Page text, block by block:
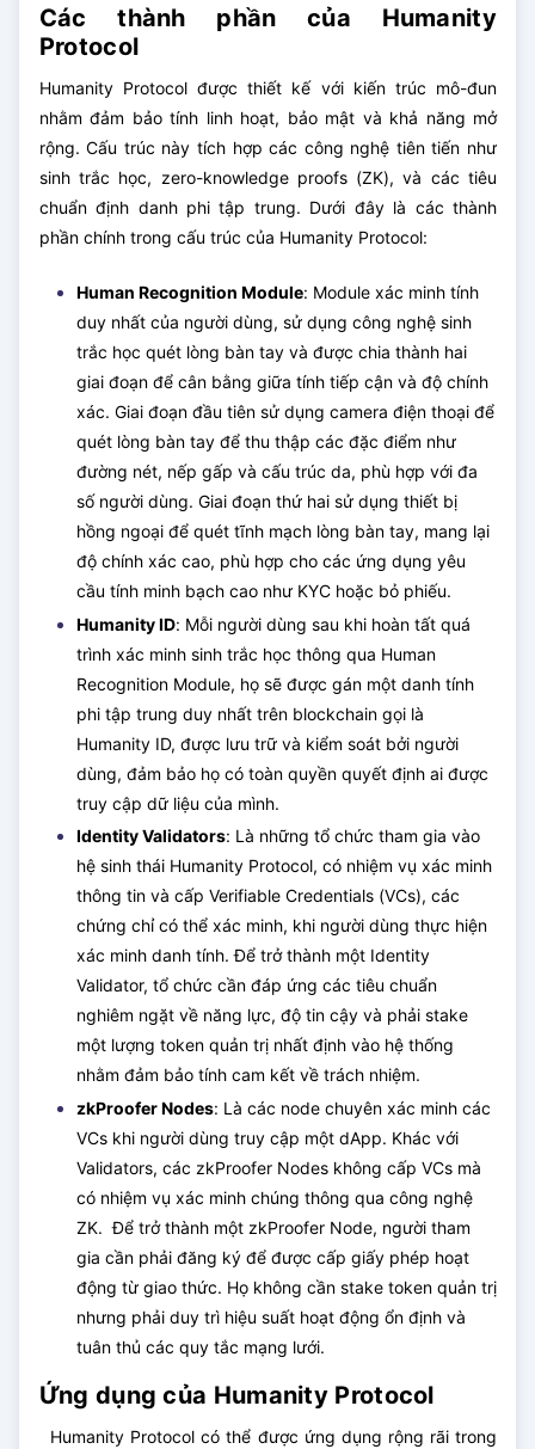
Các thành phần của Humanity
Protocol
Humanity Protocol được thiết kế với kiến trúc mô-đun
nhằm đảm bảo tính linh hoạt, bảo mật và khả năng mở
rộng. Cấu trúc này tích hợp các công nghệ tiên tiến như
sinh trắc học, zero-knowledge proofs (ZK), và các tiêu
chuẩn định danh phi tập trung. Dưới đây là các thành
phần chính trong cấu trúc của Humanity Protocol:
Human Recognition Module: Module xác minh tính
duy nhất của người dùng, sử dụng công nghệ sinh
trắc học quét lòng bàn tay và được chia thành hai
giai đoạn để cân bằng giữa tính tiếp cận và độ chính
xác. Giai đoạn đầu tiên sử dụng camera điện thoại để
quét lòng bàn tay để thu thập các đặc điểm như
đường nét, nếp gấp và cấu trúc da, phù hợp với đa
số người dùng. Giai đoạn thứ hai sử dụng thiết bị
hồng ngoại để quét tĩnh mạch lòng bàn tay, mang lại
độ chính xác cao, phù hợp cho các ứng dụng yêu
cầu tính minh bạch cao như KYC hoặc bỏ phiếu.
Humanity ID: Mỗi người dùng sau khi hoàn tất quá
trình xác minh sinh trắc học thông qua Human
Recognition Module, họ sẽ được gán một danh tính
phi tập trung duy nhất trên blockchain gọi là
Humanity ID, được lưu trữ và kiểm soát bởi người
dùng, đảm bảo họ có toàn quyền quyết định ai được
truy cập dữ liệu của mình.
Identity Validators: Là những tổ chức tham gia vào
hệ sinh thái Humanity Protocol, có nhiệm vụ xác minh
thông tin và cấp Verifiable Credentials (VCs), các
chứng chỉ có thể xác minh, khi người dùng thực hiện
xác minh danh tính. Để trở thành một Identity
Validator, tổ chức cần đáp ứng các tiêu chuẩn
nghiêm ngặt về năng lực, độ tin cậy và phải stake
một lượng token quản trị nhất định vào hệ thống
nhằm đảm bảo tính cam kết về trách nhiệm.
zkProofer Nodes: Là các node chuyên xác minh các
VCs khi người dùng truy cập một dApp. Khác với
Validators, các zkProofer Nodes không cấp VCs mà
có nhiệm vụ xác minh chúng thông qua công nghệ
ZK. Để trở thành một zkProofer Node, người tham
gia cần phải đăng ký để được cấp giấy phép hoạt
động từ giao thức. Họ không cần stake token quản trị
nhưng phải duy trì hiệu suất hoạt động ổn định và
tuân thủ các quy tắc mạng lưới.
Ứng dụng của Humanity Protocol
Humanity Protocol có thể được ứng dụng rộng rãi trong